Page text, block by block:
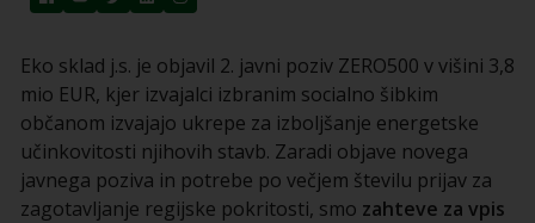
Eko sklad j.s. je objavil 2. javni poziv ZERO500 v višini 3,8
mio EUR, kjer izvajalci izbranim socialno šibkim
občanom izvajajo ukrepe za izboljšanje energetske
učinkovitosti njihovih stavb. Zaradi objave novega
javnega poziva in potrebe po večjem številu prijav za
zagotavljanje regijske pokritosti, smo zahteve za vpis